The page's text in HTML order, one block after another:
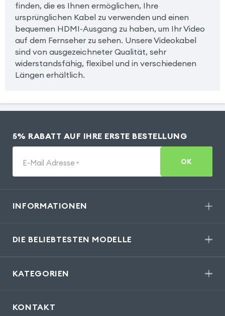
finden, die es Ihnen ermöglichen, Ihre
ursprünglichen Kabel zu verwenden und einen
bequemen HDMI-Ausgang zu haben, um Ihr Video
auf dem Fernseher zu sehen. Unsere Videokabel
sind von ausgezeichneter Qualität, sehr
widerstandsfähig, flexibel und in verschiedenen
Längen erhältlich.
5% RABATT AUF IHRE ERSTE BESTELLUNG
E-Mail Adresse * OK
INFORMATIONEN
DIE BELIEBTESTEN MODELLE
KATEGORIEN
KONTAKT